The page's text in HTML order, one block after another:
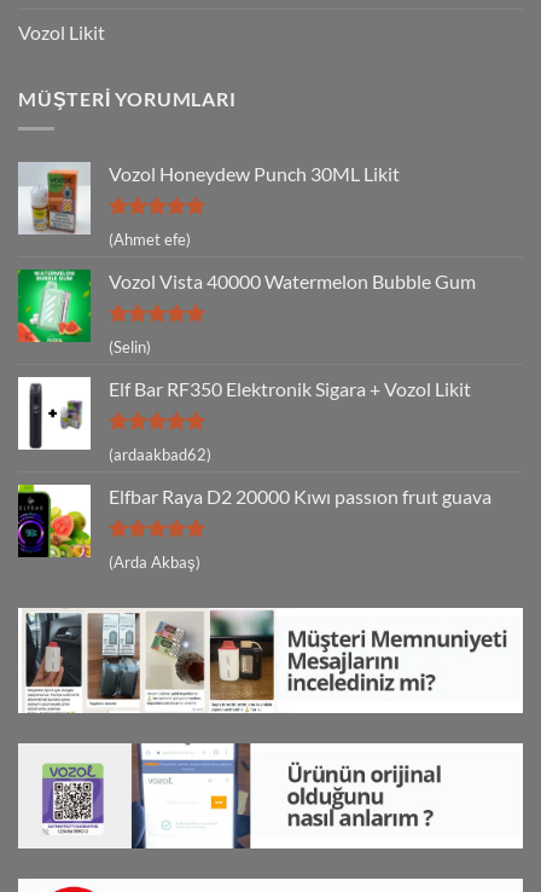
Vozol Likit
MÜŞTERI YORUMLARI
Vozol Honeydew Punch 30ML Likit
5 üzerinden
5
(Ahmet efe)
Vozol Vista 40000 Watermelon Bubble Gum
5 üzerinden
5
oy aldı
(Selin)
Elf Bar RF350 Elektronik Sigara + Vozol Likit
5 üzerinden
5
(ardaakbad62)
Elfbar Raya D2 20000 Kıwı passıon fruıt guava
5 üzerinden
5
(Arda Akbaş)